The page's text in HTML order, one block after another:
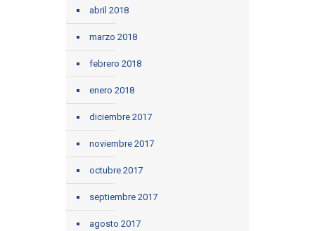
abril 2018
marzo 2018
febrero 2018
enero 2018
diciembre 2017
noviembre 2017
octubre 2017
septiembre 2017
agosto 2017